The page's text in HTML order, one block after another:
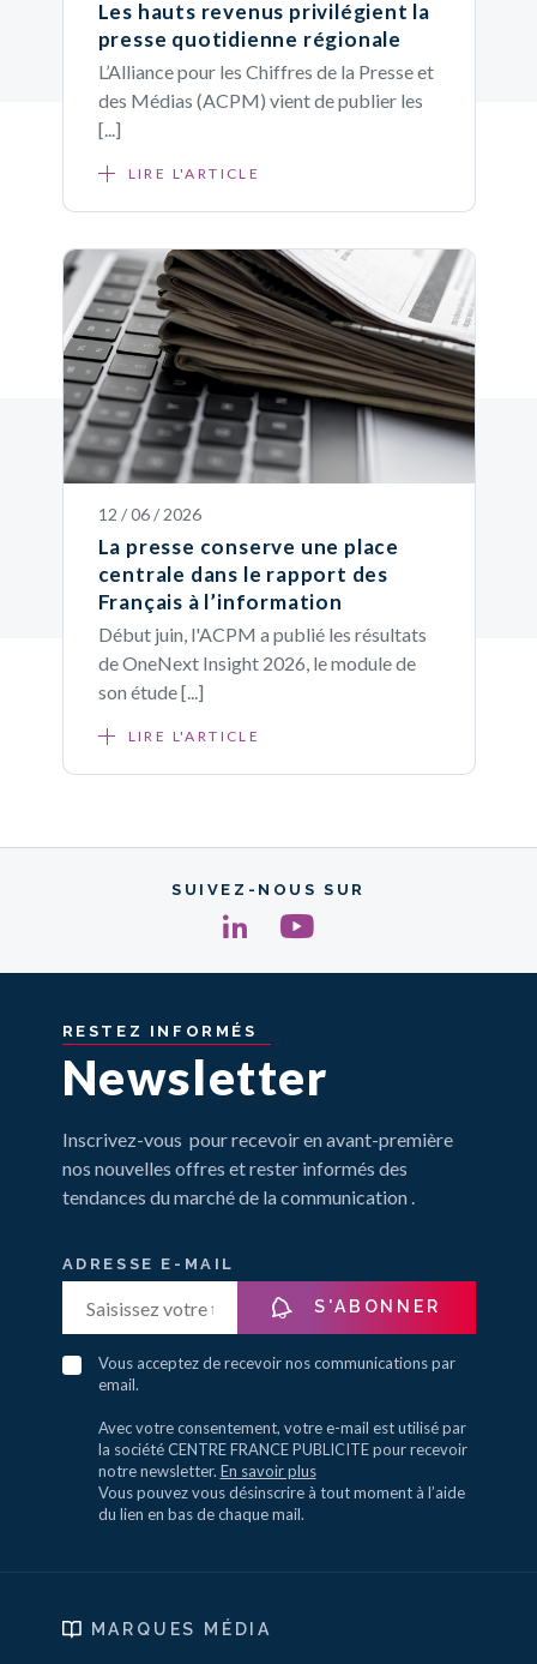
Les hauts revenus privilégient la
presse quotidienne régionale
L’Alliance pour les Chiffres de la Presse et
des Médias (ACPM) vient de publier les
[...]
LIRE L'ARTICLE
12 / 06 / 2026
La presse conserve une place
centrale dans le rapport des
Français à l’information
Début juin, l'ACPM a publié les résultats
de OneNext Insight 2026, le module de
son étude [...]
LIRE L'ARTICLE
SUIVEZ-NOUS SUR
RESTEZ INFORMÉS
Newsletter
Inscrivez-vous pour recevoir en avant-première
nos nouvelles offres et rester informés des
tendances du marché de la communication .
ADRESSE E-MAIL
S'ABONNER
Vous acceptez de recevoir nos communications par
email.
Avec votre consentement, votre e-mail est utilisé par
la société CENTRE FRANCE PUBLICITE pour recevoir
notre newsletter. En savoir plus
Vous pouvez vous désinscrire à tout moment à l’aide
du lien en bas de chaque mail.
MARQUES MÉDIA